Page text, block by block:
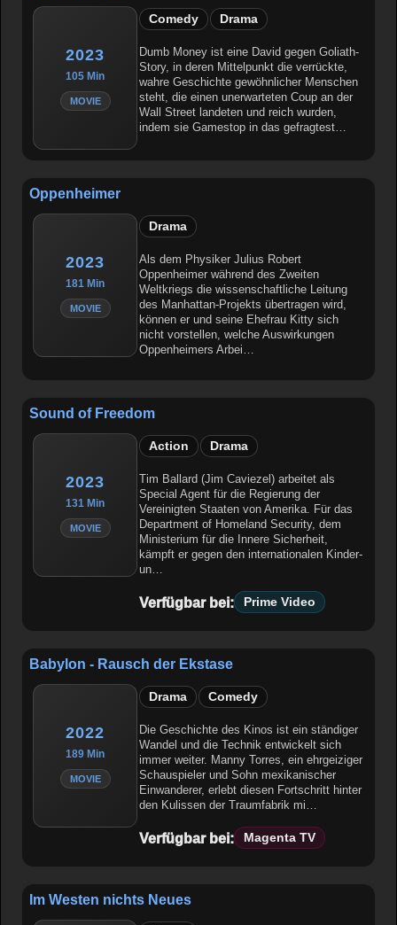
2023
105 Min
MOVIE
Comedy Drama
Dumb Money ist eine David gegen Goliath-
Story, in deren Mittelpunkt die verrückte,
wahre Geschichte gewöhnlicher Menschen
steht, die einen unerwarteten Coup an der
Wall Street landeten und reich wurden,
indem sie Gamestop in das gefragtest…
Oppenheimer
2023
181 Min
MOVIE
Drama
Als dem Physiker Julius Robert
Oppenheimer während des Zweiten
Weltkriegs die wissenschaftliche Leitung
des Manhattan-Projekts übertragen wird,
können er und seine Ehefrau Kitty sich
nicht vorstellen, welche Auswirkungen
Oppenheimers Arbei…
Sound of Freedom
2023
131 Min
MOVIE
Action Drama
Tim Ballard (Jim Caviezel) arbeitet als
Special Agent für die Regierung der
Vereinigten Staaten von Amerika. Für das
Department of Homeland Security, dem
Ministerium für die Innere Sicherheit,
kämpft er gegen den internationalen Kinder-
un…
Verfügbar bei: Prime Video
Babylon - Rausch der Ekstase
2022
189 Min
MOVIE
Drama Comedy
Die Geschichte des Kinos ist ein ständiger
Wandel und die Technik entwickelt sich
immer weiter. Manny Torres, ein ehrgeiziger
Schauspieler und Sohn mexikanischer
Einwanderer, erlebt diesen Fortschritt hinter
den Kulissen der Traumfabrik mi…
Verfügbar bei: Magenta TV
Im Westen nichts Neues